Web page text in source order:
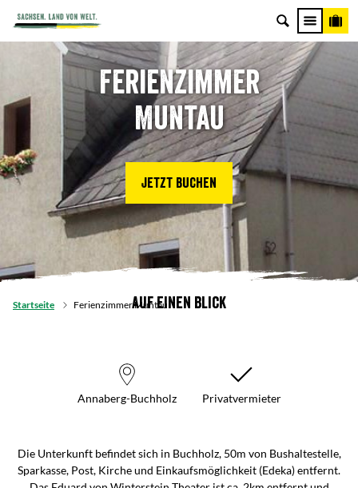
Ferienzimmer
Muntau
Jetzt buchen
Startseite Ferienzimmer MuntauAuf einen Blick
Annaberg-Buchholz Privatvermieter
Die Unterkunft befindet sich in Buchholz, 50m von Bushaltestelle,
Sparkasse, Post, Kirche und Einkaufsmöglichkeit (Edeka) entfernt.